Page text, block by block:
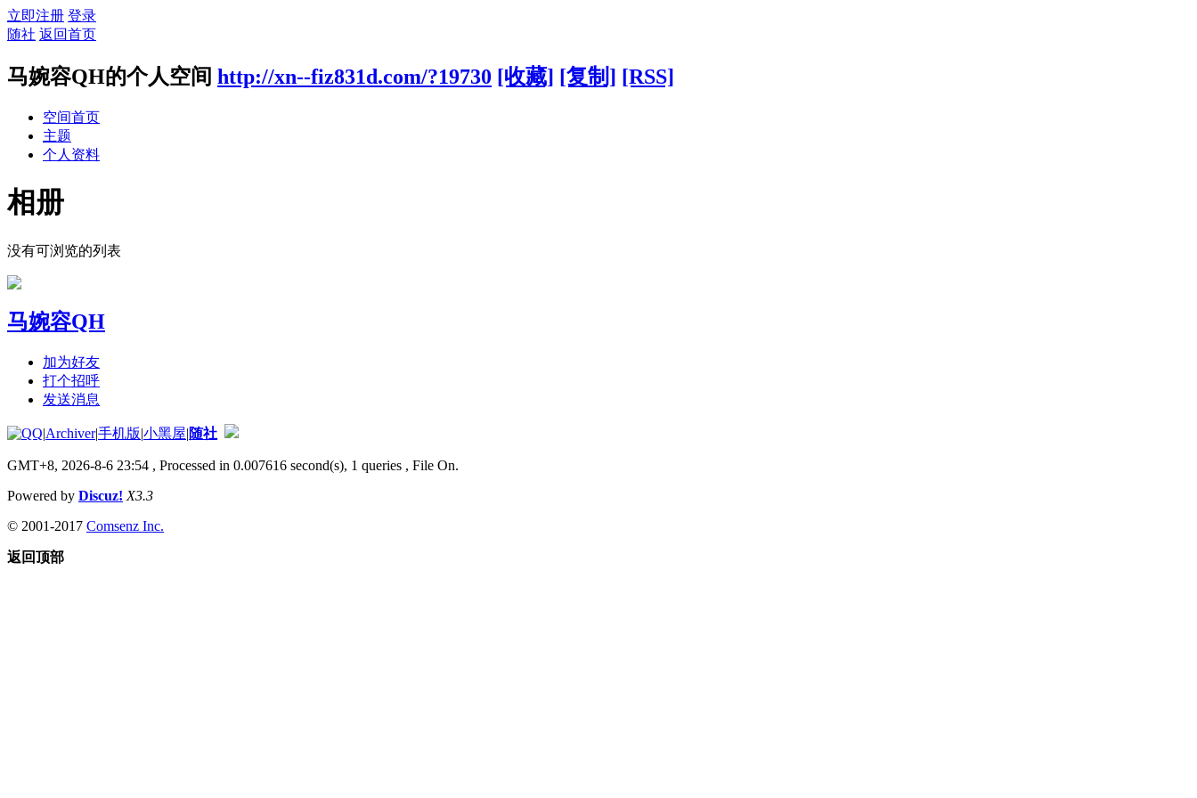
立即注册 登录
随社 返回首页
马婉容QH的个人空间 http://xn--fiz831d.com/?19730 [收藏] [复制] [RSS]
空间首页
主题
个人资料
相册
没有可浏览的列表
马婉容QH
加为好友
打个招呼
发送消息
|Archiver|手机版|小黑屋|随社
GMT+8, 2026-8-6 23:54 , Processed in 0.007616 second(s), 1 queries , File On.
Powered by Discuz! X3.3
© 2001-2017 Comsenz Inc.
返回顶部